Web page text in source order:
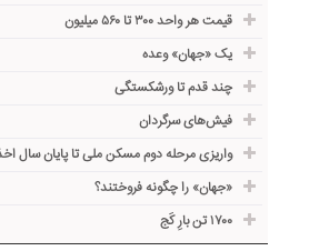
قیمت هر واحد ۳۰۰ تا ۵۶۰ میلیون
یک «جهان» وعده
چند قدم تا ورشکستگی
فیش‌های سرگردان
واریزی مرحله دوم مسکن ملی تا پایان سال
«جهان» را چگونه فروختند؟
۱۷۰۰ تن بارِ کَج